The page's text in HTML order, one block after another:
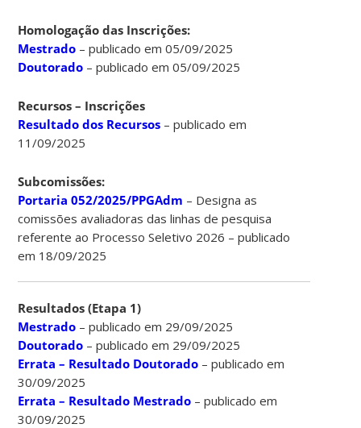
Homologação das Inscrições:
Mestrado – publicado em 05/09/2025
Doutorado – publicado em 05/09/2025
Recursos – Inscrições
Resultado dos Recursos – publicado em
11/09/2025
Subcomissões:
Portaria 052/2025/PPGAdm – Designa as
comissões avaliadoras das linhas de pesquisa
referente ao Processo Seletivo 2026 – publicado
em 18/09/2025
Resultados (Etapa 1)
Mestrado – publicado em 29/09/2025
Doutorado – publicado em 29/09/2025
Errata – Resultado Doutorado – publicado em
30/09/2025
Errata – Resultado Mestrado – publicado em
30/09/2025